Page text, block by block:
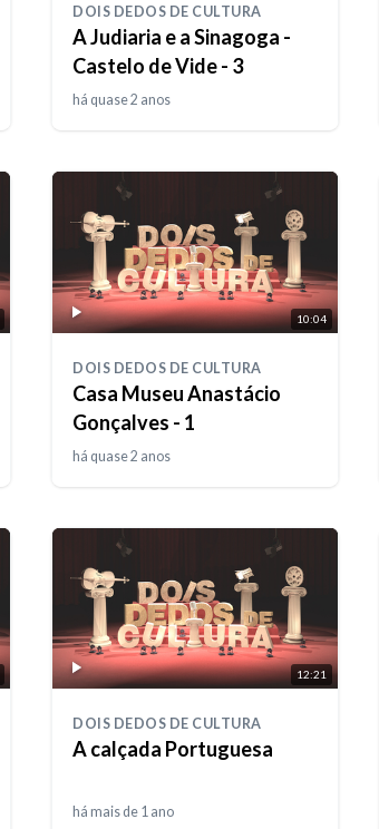
DOIS DEDOS DE CULTURA
A Judiaria e a Sinagoga -
Castelo de Vide - 3
há quase 2 anos
10:04
DOIS DEDOS DE CULTURA
Casa Museu Anastácio
Gonçalves - 1
há quase 2 anos
12:21
DOIS DEDOS DE CULTURA
A calçada Portuguesa
há mais de 1 ano